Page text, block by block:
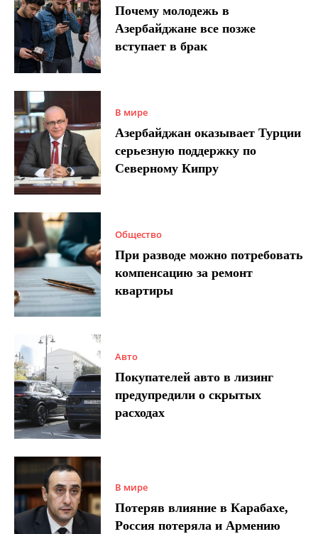
Почему молодежь в
Азербайджане все позже
вступает в брак
В мире
Азербайджан оказывает Турции
серьезную поддержку по
Северному Кипру
Общество
При разводе можно потребовать
компенсацию за ремонт
квартиры
Авто
Покупателей авто в лизинг
предупредили о скрытых
расходах
В мире
Потеряв влияние в Карабахе,
Россия потеряла и Армению